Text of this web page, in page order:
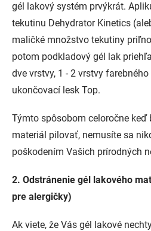
gél lakový systém prvýkrát.
tekutinu Dehydrator Kinetics
maličké množstvo tekutiny
potom podkladový gél lak
dve vrstvy, 1 - 2 vrstvy
ukončovací lesk Top.
Týmto spôsobom celoročne keď
materiál pilovať, nemusíte sa
poškodením Vašich prírodných
2. Odstránenie gél lakového
pre alergičky)
Ak viete, že Vás gél lakové